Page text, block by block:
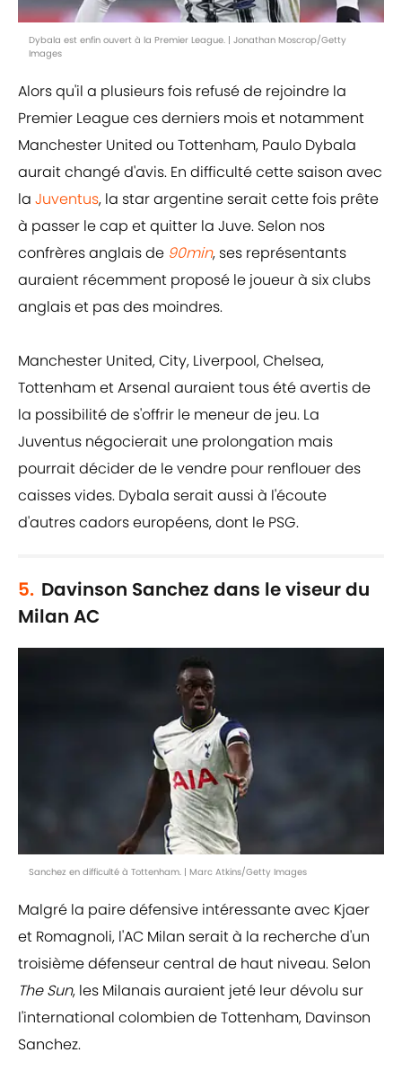
Dybala est enfin ouvert à la Premier League. | Jonathan Moscrop/Getty
Images
Alors qu'il a plusieurs fois refusé de rejoindre la
Premier League ces derniers mois et notamment
Manchester United ou Tottenham, Paulo Dybala
aurait changé d'avis. En difficulté cette saison avec
la Juventus, la star argentine serait cette fois prête
à passer le cap et quitter la Juve. Selon nos
confrères anglais de 90min, ses représentants
auraient récemment proposé le joueur à six clubs
anglais et pas des moindres.
Manchester United, City, Liverpool, Chelsea,
Tottenham et Arsenal auraient tous été avertis de
la possibilité de s'offrir le meneur de jeu. La
Juventus négocierait une prolongation mais
pourrait décider de le vendre pour renflouer des
caisses vides. Dybala serait aussi à l'écoute
d'autres cadors européens, dont le PSG.
5. Davinson Sanchez dans le viseur du
Milan AC
Sanchez en difficulté à Tottenham. | Marc Atkins/Getty Images
Malgré la paire défensive intéressante avec Kjaer
et Romagnoli, l'AC Milan serait à la recherche d'un
troisième défenseur central de haut niveau. Selon
The Sun, les Milanais auraient jeté leur dévolu sur
l'international colombien de Tottenham, Davinson
Sanchez.